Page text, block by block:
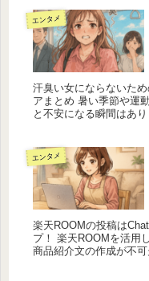
エンタメ
汗臭い女にならないた
アまとめ 暑い季節や運
と不安になる瞬間はあ
エンタメ
楽天ROOMの投稿は
プ！ 楽天ROOMを活用
商品紹介文の作成が不